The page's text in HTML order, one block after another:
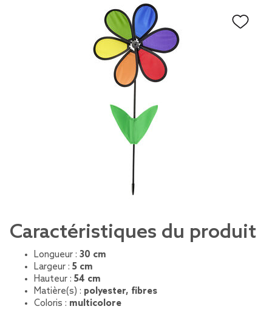
Caractéristiques du produit
Longueur : 30 cm
Largeur : 5 cm
Hauteur : 54 cm
Matière(s) : polyester, fibres
Coloris : multicolore